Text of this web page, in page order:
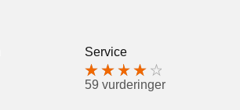
Service
59 vurderinger